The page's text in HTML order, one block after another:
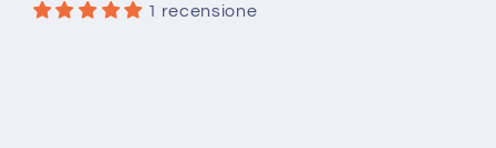
1 recensione